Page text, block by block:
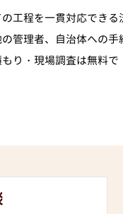
工程を一貫対応できる
管理者、自治体への手
り・現場調査は無料で